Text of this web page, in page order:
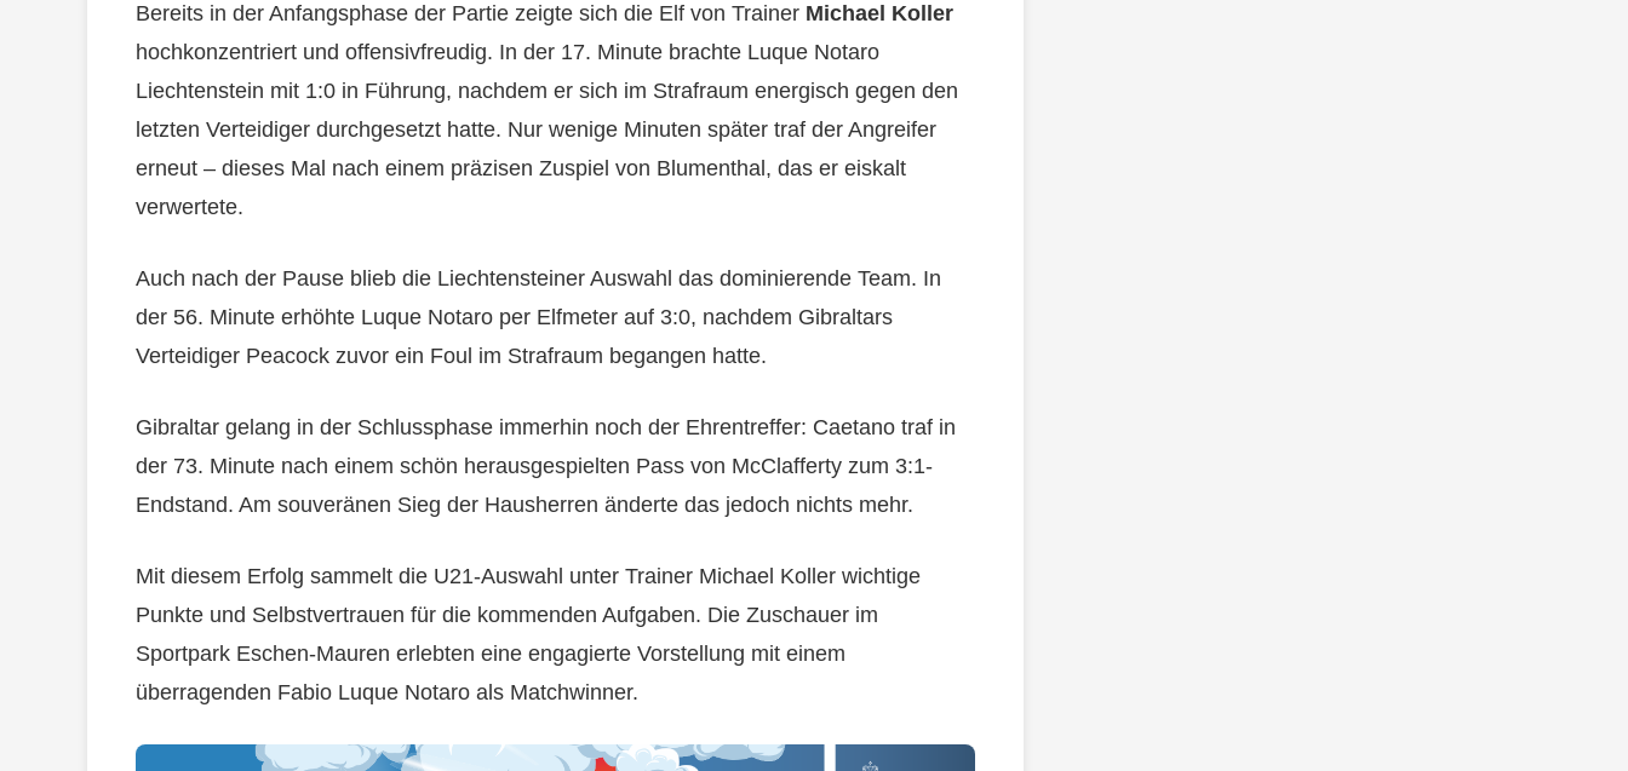
Bereits in der Anfangsphase der Partie zeigte sich die Elf von Trainer Michael Koller
hochkonzentriert und offensivfreudig. In der 17. Minute brachte Luque Notaro
Liechtenstein mit 1:0 in Führung, nachdem er sich im Strafraum energisch gegen den
letzten Verteidiger durchgesetzt hatte. Nur wenige Minuten später traf der Angreifer
erneut – dieses Mal nach einem präzisen Zuspiel von Blumenthal, das er eiskalt
verwertete.
Auch nach der Pause blieb die Liechtensteiner Auswahl das dominierende Team. In
der 56. Minute erhöhte Luque Notaro per Elfmeter auf 3:0, nachdem Gibraltars
Verteidiger Peacock zuvor ein Foul im Strafraum begangen hatte.
Gibraltar gelang in der Schlussphase immerhin noch der Ehrentreffer: Caetano traf in
der 73. Minute nach einem schön herausgespielten Pass von McClafferty zum 3:1-
Endstand. Am souveränen Sieg der Hausherren änderte das jedoch nichts mehr.
Mit diesem Erfolg sammelt die U21-Auswahl unter Trainer Michael Koller wichtige
Punkte und Selbstvertrauen für die kommenden Aufgaben. Die Zuschauer im
Sportpark Eschen-Mauren erlebten eine engagierte Vorstellung mit einem
überragenden Fabio Luque Notaro als Matchwinner.